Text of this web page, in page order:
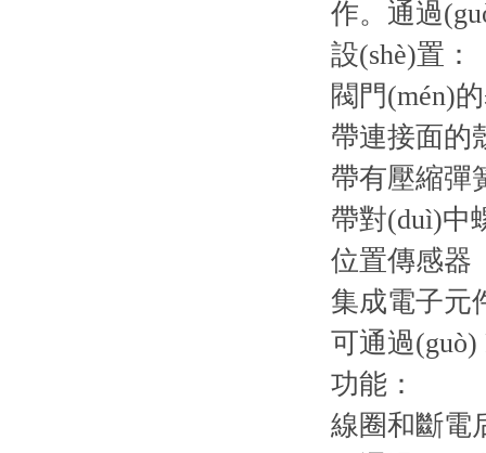
作。通過
設(shè)置：
閥門(mén)
帶連接面的
帶有壓縮彈
帶對(duì)中
位置傳感器
集成電子元
可通過
功能：
線圈和斷電